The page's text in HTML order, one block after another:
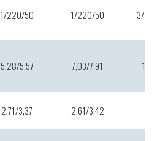
1/220/50 1/220/50 3/
5,28/5,57 7,03/7,91
2,71/3,37 2,61/3,42